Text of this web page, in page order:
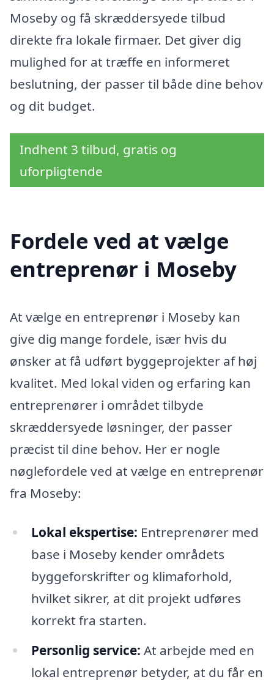
Moseby og få skræddersyede tilbud
direkte fra lokale firmaer. Det giver dig
mulighed for at træffe en informeret
beslutning, der passer til både dine behov
og dit budget.
Indhent 3 tilbud, gratis og
uforpligtende
Fordele ved at vælge
entreprenør i Moseby
At vælge en entreprenør i Moseby kan
give dig mange fordele, især hvis du
ønsker at få udført byggeprojekter af høj
kvalitet. Med lokal viden og erfaring kan
entreprenører i området tilbyde
skræddersyede løsninger, der passer
præcist til dine behov. Her er nogle
nøglefordele ved at vælge en entreprenør
fra Moseby:
Lokal ekspertise: Entreprenører med
base i Moseby kender områdets
byggeforskrifter og klimaforhold,
hvilket sikrer, at dit projekt udføres
korrekt fra starten.
Personlig service: At arbejde med en
lokal entreprenør betyder, at du får en